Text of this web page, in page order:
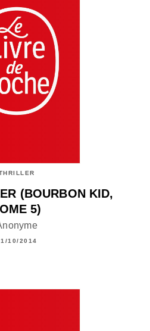
(BOURBON KID,
5)
10/2014